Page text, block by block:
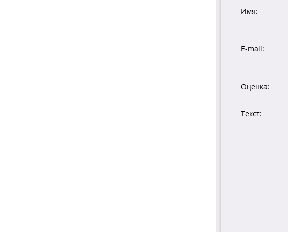
Имя:
E-mail:
Оценка:
Текст: